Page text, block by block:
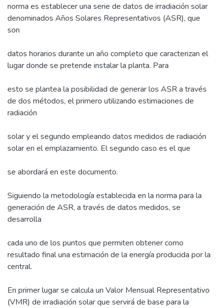
norma es establecer una serie de datos de irradiación solar
denominados Años Solares Representativos (ASR), que
son
datos horarios durante un año completo que caracterizan el
lugar donde se pretende instalar la planta. Para
esto se plantea la posibilidad de generar los ASR a través
de dos métodos, el primero utilizando estimaciones de
radiación
solar y el segundo empleando datos medidos de radiación
solar en el emplazamiento. El segundo caso es el que
se abordará en este documento.
Siguiendo la metodología establecida en la norma para la
generación de ASR, a través de datos medidos, se
desarrolla
cada uno de los puntos que permiten obtener como
resultado final una estimación de la energía producida por la
central.
En primer lugar se calcula un Valor Mensual Representativo
(VMR) de irradiación solar que servirá de base para la